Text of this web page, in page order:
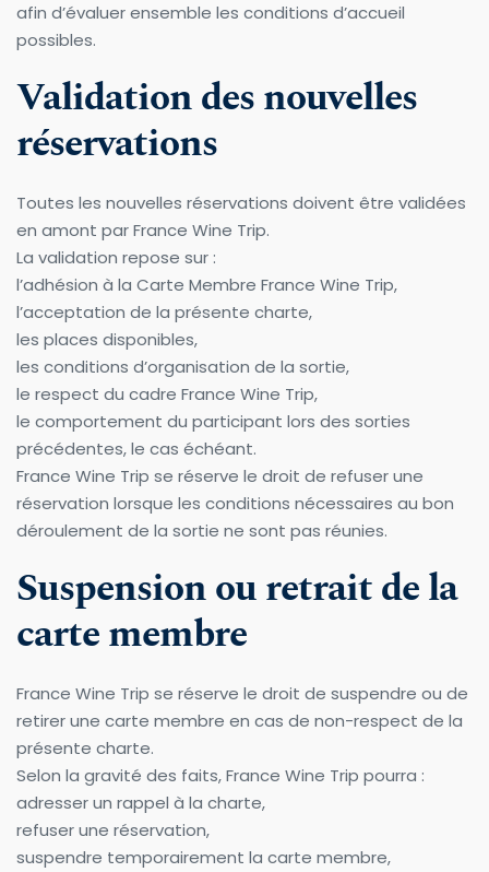
afin d’évaluer ensemble les conditions d’accueil
possibles.
Validation des nouvelles
réservations
Toutes les nouvelles réservations doivent être validées
en amont par France Wine Trip.
La validation repose sur :
l’adhésion à la Carte Membre France Wine Trip,
l’acceptation de la présente charte,
les places disponibles,
les conditions d’organisation de la sortie,
le respect du cadre France Wine Trip,
le comportement du participant lors des sorties
précédentes, le cas échéant.
France Wine Trip se réserve le droit de refuser une
réservation lorsque les conditions nécessaires au bon
déroulement de la sortie ne sont pas réunies.
Suspension ou retrait de la
carte membre
France Wine Trip se réserve le droit de suspendre ou de
retirer une carte membre en cas de non-respect de la
présente charte.
Selon la gravité des faits, France Wine Trip pourra :
adresser un rappel à la charte,
refuser une réservation,
suspendre temporairement la carte membre,